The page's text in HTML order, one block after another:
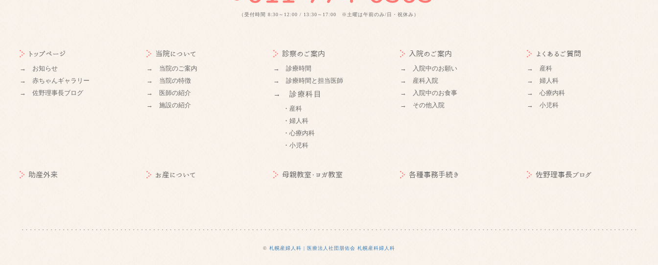
（受付時間 8:30～12:00 / 13:30～17:00 ※土曜は午前のみ/日・祝休み）
トップページ
→ お知らせ
→ 赤ちゃんギャラリー
→ 佐野理事長ブログ
当院について
→ 当院のご案内
→ 当院の特徴
→ 医師の紹介
→ 施設の紹介
診察のご案内
→ 診療時間
→ 診療時間と担当医師
→ 診療科目
・産科
・婦人科
・心療内科
・小児科
入院のご案内
→ 入院中のお願い
→ 産科入院
→ 入院中のお食事
→ その他入院
よくあるご質問
→ 産科
→ 婦人科
→ 心療内科
→ 小児科
助産外来 お産について 母親教室・ヨガ教室 各種事務手続き 佐野理事長ブログ
© 札幌産婦人科 | 医療法人社団朋佑会 札幌産科婦人科